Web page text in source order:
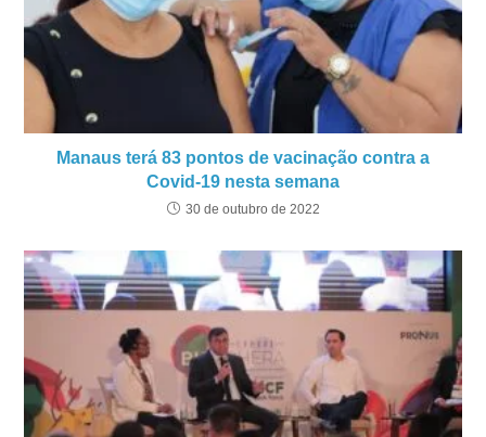
Manaus terá 83 pontos de vacinação contra a
Covid-19 nesta semana
30 de outubro de 2022